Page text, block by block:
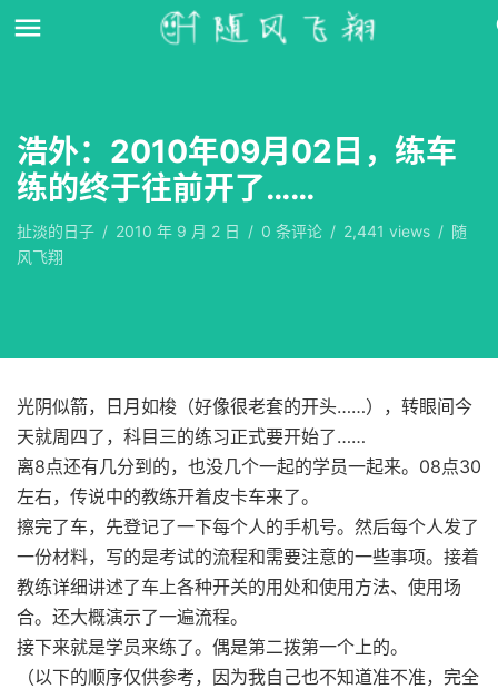
浩外：2010年09月02日，练车
练的终于往前开了……
扯淡的日子 / 2010 年 9 月 2 日 / 0 条评论 / 2,441 views / 随
风飞翔
光阴似箭，日月如梭（好像很老套的开头……），转眼间今
天就周四了，科目三的练习正式要开始了……
离8点还有几分到的，也没几个一起的学员一起来。08点30
左右，传说中的教练开着皮卡车来了。
擦完了车，先登记了一下每个人的手机号。然后每个人发了
一份材料，写的是考试的流程和需要注意的一些事项。接着
教练详细讲述了车上各种开关的用处和使用方法、使用场
合。还大概演示了一遍流程。
接下来就是学员来练了。偶是第二拨第一个上的。
（以下的顺序仅供参考，因为我自己也不知道准不准，完全